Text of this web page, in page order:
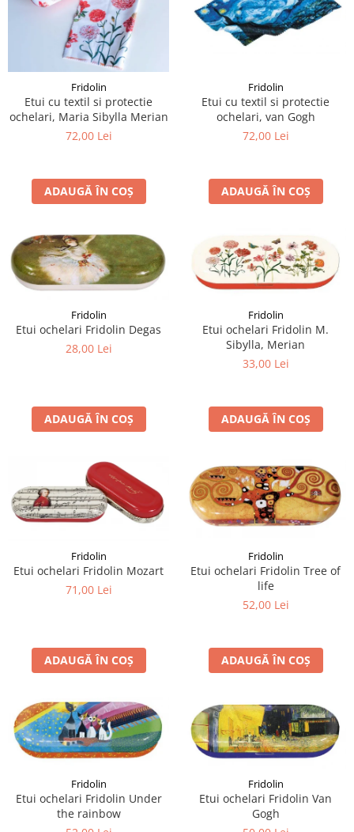
Fridolin
Etui cu textil si protectie
ochelari, Maria Sibylla Merian
72,00 Lei
ADAUGĂ ÎN COȘ
Fridolin
Etui cu textil si protectie
ochelari, van Gogh
72,00 Lei
ADAUGĂ ÎN COȘ
Fridolin
Etui ochelari Fridolin Degas
28,00 Lei
ADAUGĂ ÎN COȘ
Fridolin
Etui ochelari Fridolin M.
Sibylla, Merian
33,00 Lei
ADAUGĂ ÎN COȘ
Fridolin
Etui ochelari Fridolin Mozart
71,00 Lei
ADAUGĂ ÎN COȘ
Fridolin
Etui ochelari Fridolin Tree of
life
52,00 Lei
ADAUGĂ ÎN COȘ
Fridolin
Etui ochelari Fridolin Under
the rainbow
Fridolin
Etui ochelari Fridolin Van
Gogh